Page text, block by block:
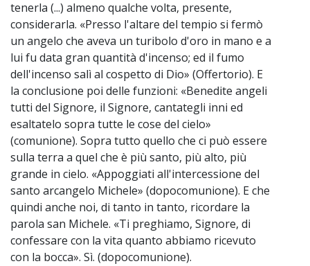
tenerla (...) almeno qualche volta, presente,
considerarla. «Presso l'altare del tempio si fermò
un angelo che aveva un turibolo d'oro in mano e a
lui fu data gran quantità d'incenso; ed il fumo
dell'incenso salì al cospetto di Dio» (Offertorio). E
la conclusione poi delle funzioni: «Benedite angeli
tutti del Signore, il Signore, cantategli inni ed
esaltatelo sopra tutte le cose del cielo»
(comunione). Sopra tutto quello che ci può essere
sulla terra a quel che è più santo, più alto, più
grande in cielo. «Appoggiati all'intercessione del
santo arcangelo Michele» (dopocomunione). E che
quindi anche noi, di tanto in tanto, ricordare la
parola san Michele. «Ti preghiamo, Signore, di
confessare con la vita quanto abbiamo ricevuto
con la bocca». Sì. (dopocomunione).